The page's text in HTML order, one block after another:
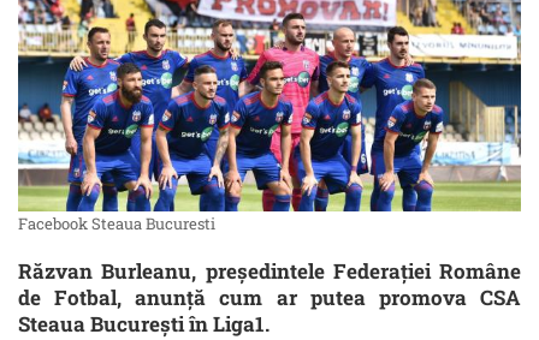
Facebook Steaua Bucuresti
Răzvan Burleanu, preşedintele Federaţiei Române
de Fotbal, anunţă cum ar putea promova CSA
Steaua Bucureşti în Liga1.